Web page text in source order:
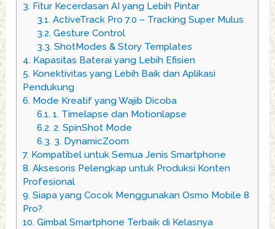
3. Fitur Kecerdasan AI yang Lebih Pintar
3.1.ActiveTrack Pro 7.0 – Tracking Super Mulus
3.2.Gesture Control
3.3.ShotModes & Story Templates
4. Kapasitas Baterai yang Lebih Efisien
5. Konektivitas yang Lebih Baik dan Aplikasi
Pendukung
6. Mode Kreatif yang Wajib Dicoba
6.1.1. Timelapse dan Motionlapse
6.2.2. SpinShot Mode
6.3.3. DynamicZoom
7. Kompatibel untuk Semua Jenis Smartphone
8. Aksesoris Pelengkap untuk Produksi Konten
Profesional
9. Siapa yang Cocok Menggunakan Osmo Mobile 8
Pro?
10. Gimbal Smartphone Terbaik di Kelasnya